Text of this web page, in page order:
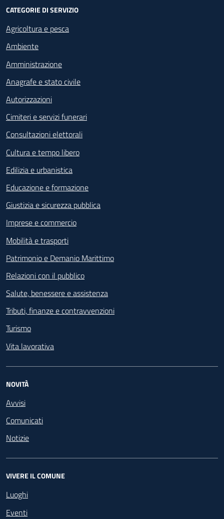
CATEGORIE DI SERVIZIO
Agricoltura e pesca
Ambiente
Amministrazione
Anagrafe e stato civile
Autorizzazioni
Cimiteri e servizi funerari
Consultazioni elettorali
Cultura e tempo libero
Edilizia e urbanistica
Educazione e formazione
Giustizia e sicurezza pubblica
Imprese e commercio
Mobilità e trasporti
Patrimonio e Demanio Marittimo
Relazioni con il pubblico
Salute, benessere e assistenza
Tributi, finanze e contravvenzioni
Turismo
Vita lavorativa
NOVITÀ
Avvisi
Comunicati
Notizie
VIVERE IL COMUNE
Luoghi
Eventi